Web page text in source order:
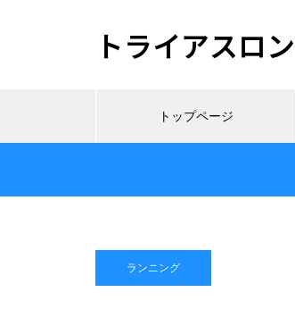
トライアスロ
トップページ
ランニング